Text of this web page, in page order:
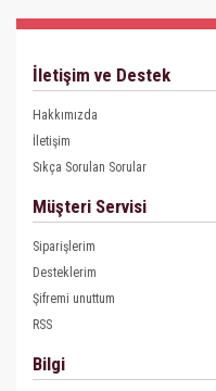
İletişim ve Destek
Hakkımızda
İletişim
Sıkça Sorulan Sorular
Müşteri Servisi
Siparişlerim
Desteklerim
Şifremi unuttum
RSS
Bilgi